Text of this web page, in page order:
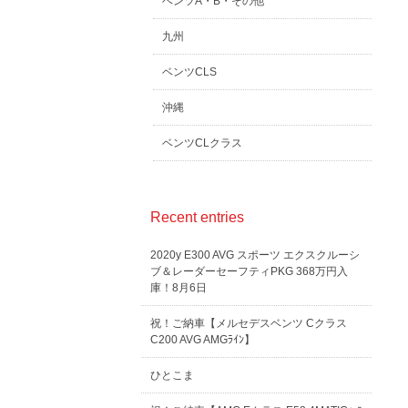
九州
ベンツCLS
沖縄
ベンツCLクラス
Recent entries
2020y E300 AVG スポーツ エクスクルーシ
ブ＆レーダーセーフティPKG 368万円入
庫！8月6日
祝！ご納車【メルセデスベンツ Cクラス
C200 AVG AMGﾗｲﾝ】
ひとこま